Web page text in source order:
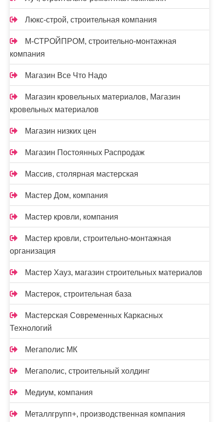
Люкс-строй, строительная компания
М-СТРОЙПРОМ, строительно-монтажная
компания
Магазин Все Что Надо
Магазин кровельных материалов, Магазин
кровельных материалов
Магазин низких цен
Магазин Постоянных Распродаж
Массив, столярная мастерская
Мастер Дом, компания
Мастер кровли, компания
Мастер кровли, строительно-монтажная
организация
Мастер Хауз, магазин строительных материалов
Мастерок, строительная база
Мастерская Современных Каркасных
Технологий
Мегаполис МК
Мегаполис, строительный холдинг
Медиум, компания
Металлгрупп+, производственная компания